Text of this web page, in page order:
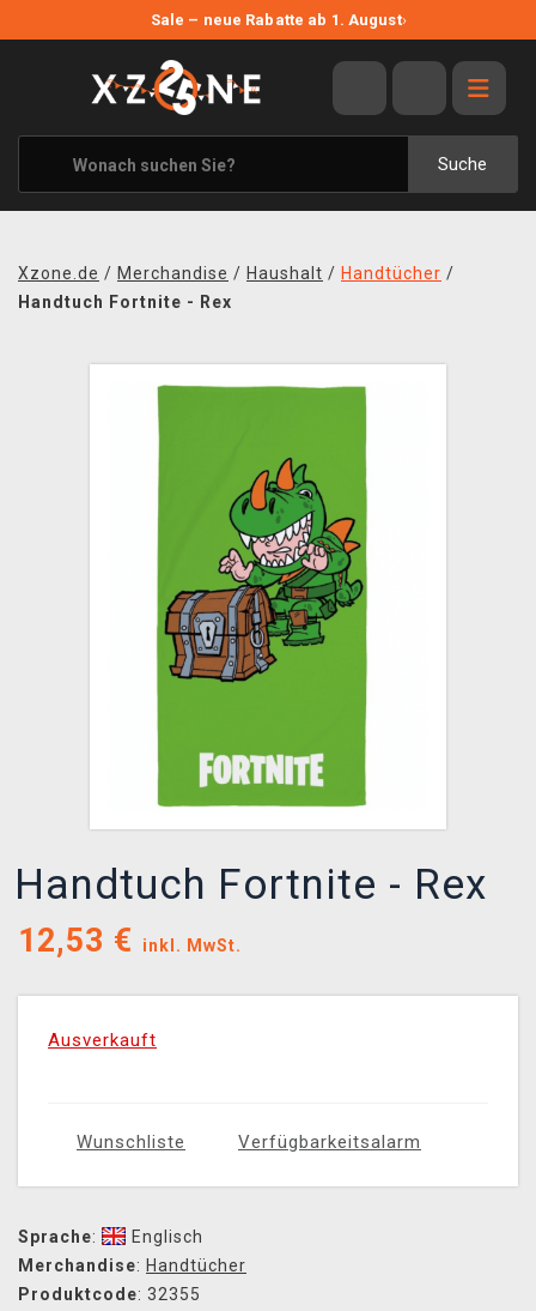
Sale – neue Rabatte ab 1. August›
Suche
ANGEBOTE
ALLE MARKEN
XZONE ORIGINALS
KLEIDUNG & ACCESSOIRES
BÜCHER & COMICS
Xzone.de / Merchandise / Haushalt / Handtücher /
Handtuch Fortnite - Rex
Handtuch Fortnite - Rex
12,53 € inkl. MwSt.
Ausverkauft
Wunschliste Verfügbarkeitsalarm
Sprache:
Englisch
Merchandise: Handtücher
Produktcode: 32355